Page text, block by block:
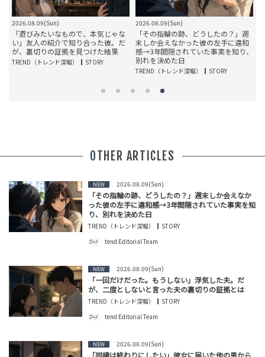
2026.08.09(Sun)
「遊びみたいなもので、本気じゃな
い」友人の紹介で知り合った彼。だ
が、裏切りの証拠を見つけた結果
TREND（トレンド深堀） STORY
2026.08.09(Sun)
「その指輪の跡、どうしたの？」週
末しか会えなかった彼の左手に違和
感→3年間隠されていた事実を知り、
別れを決めた日
TREND（トレンド深堀） STORY
OTHER ARTICLES
NEW 2026.08.09(Sun)
「その指輪の跡、どうしたの？」週末しか会えなか
った彼の左手に違和感→3年間隠されていた事実を知
り、別れを決めた日
TREND（トレンド深堀）
STORY
tend Editorial Team
NEW 2026.08.09(Sun)
「一回だけだった。もうしない」浮気した夫。だ
が、二度としないと言った夫の裏切りの証拠とは
TREND（トレンド深堀）
STORY
tend Editorial Team
NEW 2026.08.09(Sun)
「同棲は終わりにしたい」彼女に届いた他の男から